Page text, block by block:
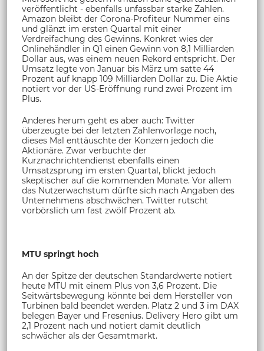
veröffentlicht - ebenfalls unfassbar starke Zahlen.
Amazon bleibt der Corona-Profiteur Nummer eins
und glänzt im ersten Quartal mit einer
Verdreifachung des Gewinns. Konkret wies der
Onlinehändler in Q1 einen Gewinn von 8,1 Milliarden
Dollar aus, was einem neuen Rekord entspricht. Der
Umsatz legte von Januar bis März um satte 44
Prozent auf knapp 109 Milliarden Dollar zu. Die Aktie
notiert vor der US-Eröffnung rund zwei Prozent im
Plus.
Anderes herum geht es aber auch: Twitter
überzeugte bei der letzten Zahlenvorlage noch,
dieses Mal enttäuschte der Konzern jedoch die
Aktionäre. Zwar verbuchte der
Kurznachrichtendienst ebenfalls einen
Umsatzsprung im ersten Quartal, blickt jedoch
skeptischer auf die kommenden Monate. Vor allem
das Nutzerwachstum dürfte sich nach Angaben des
Unternehmens abschwächen. Twitter rutscht
vorbörslich um fast zwölf Prozent ab.
MTU springt hoch
An der Spitze der deutschen Standardwerte notiert
heute MTU mit einem Plus von 3,6 Prozent. Die
Seitwärtsbewegung könnte bei dem Hersteller von
Turbinen bald beendet werden. Platz 2 und 3 im DAX
belegen Bayer und Fresenius. Delivery Hero gibt um
2,1 Prozent nach und notiert damit deutlich
schwächer als der Gesamtmarkt.